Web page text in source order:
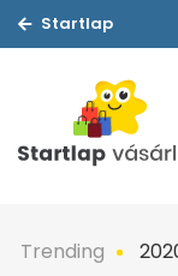
Startlap
Trending